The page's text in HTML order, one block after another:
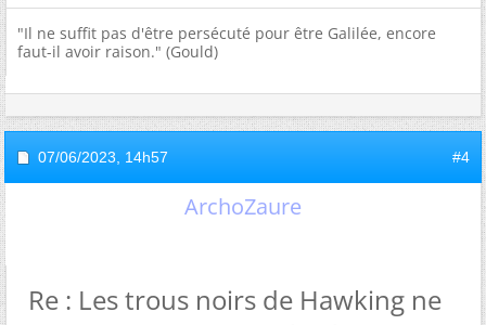
"Il ne suffit pas d'être persécuté pour être Galilée, encore
faut-il avoir raison." (Gould)
07/06/2023, 14h57 #4
ArchoZaure
Re : Les trous noirs de Hawking ne